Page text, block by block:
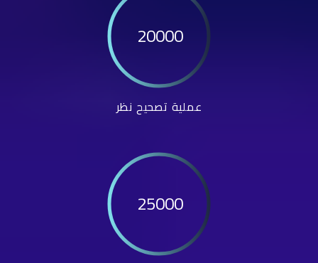
20000
عملية تصحيح نظر
25000